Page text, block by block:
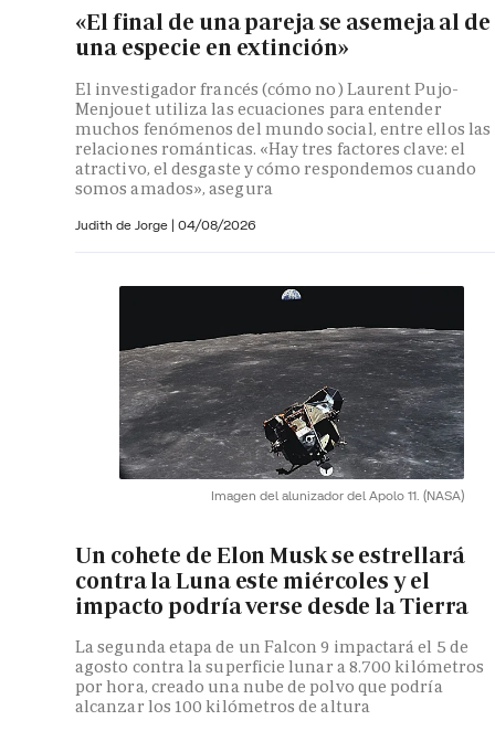
«El final de una pareja se asemeja al de
una especie en extinción»
El investigador francés (cómo no) Laurent Pujo-
Menjouet utiliza las ecuaciones para entender
muchos fenómenos del mundo social, entre ellos las
relaciones románticas. «Hay tres factores clave: el
atractivo, el desgaste y cómo respondemos cuando
somos amados», asegura
Judith de Jorge | 04/08/2026
Imagen del alunizador del Apolo 11. (NASA)
Un cohete de Elon Musk se estrellará
contra la Luna este miércoles y el
impacto podría verse desde la Tierra
La segunda etapa de un Falcon 9 impactará el 5 de
agosto contra la superficie lunar a 8.700 kilómetros
por hora, creado una nube de polvo que podría
alcanzar los 100 kilómetros de altura